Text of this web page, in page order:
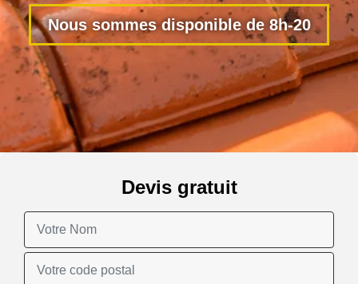
Nous sommes disponible de 8h-20
Devis gratuit